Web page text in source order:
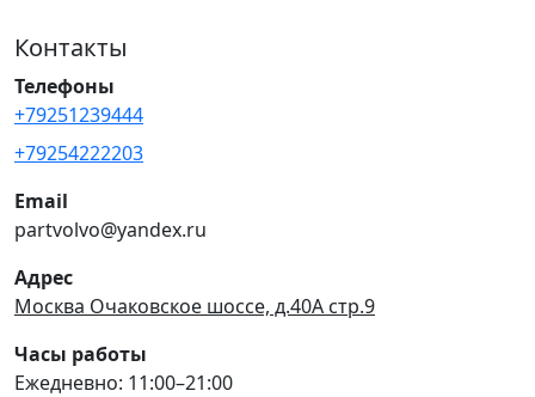
Контакты
Телефоны
+79251239444
+79254222203
Email
partvolvo@yandex.ru
Адрес
Москва Очаковское шоссе, д.40А стр.9
Часы работы
Ежедневно: 11:00–21:00